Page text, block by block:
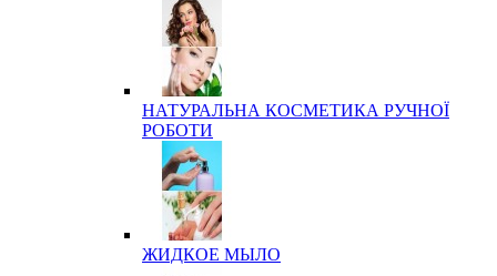
НАТУРАЛЬНА КОСМЕТИКА РУЧНОЇ
РОБОТИ
ЖИДКОЕ МЫЛО